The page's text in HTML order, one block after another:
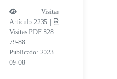
Visitas
Artículo 2235 |
Visitas PDF 828
79-88
Publicado: 2023-
09-08